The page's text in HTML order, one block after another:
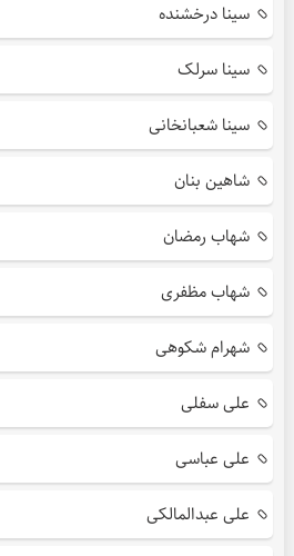
سینا درخشنده
سینا سرلک
سینا شعبانخانی
شاهین بنان
شهاب رمضان
شهاب مظفری
شهرام شکوهی
علی سفلی
علی عباسی
علی عبدالمالکی